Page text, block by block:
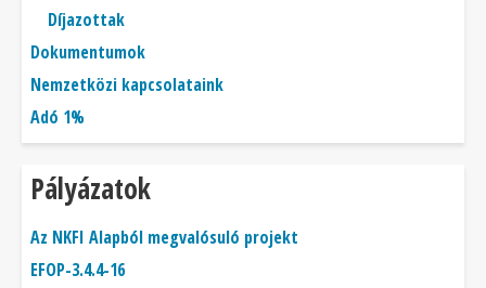
Díjazottak
Dokumentumok
Nemzetközi kapcsolataink
Adó 1%
Pályázatok
Az NKFI Alapból megvalósuló projekt
EFOP-3.4.4-16